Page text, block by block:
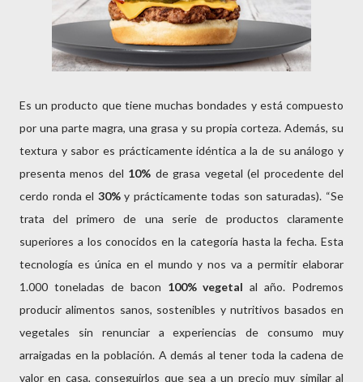
Es un producto que tiene muchas bondades y está compuesto
por una parte magra, una grasa y su propia corteza. Además, su
textura y sabor es prácticamente idéntica a la de su análogo y
presenta menos del 10% de grasa vegetal (el procedente del
cerdo ronda el 30%y prácticamente todas son saturadas). “Se
trata del primero de una serie de productos claramente
superiores a los conocidos en la categoría hasta la fecha. Esta
tecnología es única en el mundo y nos va a permitir elaborar
1.000 toneladas de bacon 100% vegetalal año. Podremos
producir alimentos sanos, sostenibles y nutritivos basados en
vegetales sin renunciar a experiencias de consumo muy
arraigadas en la población. A demás al tener toda la cadena de
valor en casa, conseguirlos que sea a un precio muy similar al